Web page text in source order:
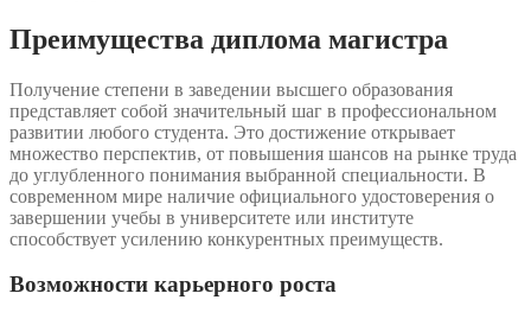
Преимущества диплома магистра
Получение степени в заведении высшего образования
представляет собой значительный шаг в профессиональном
развитии любого студента. Это достижение открывает
множество перспектив, от повышения шансов на рынке труда
до углубленного понимания выбранной специальности. В
современном мире наличие официального удостоверения о
завершении учебы в университете или институте
способствует усилению конкурентных преимуществ.
Возможности карьерного роста